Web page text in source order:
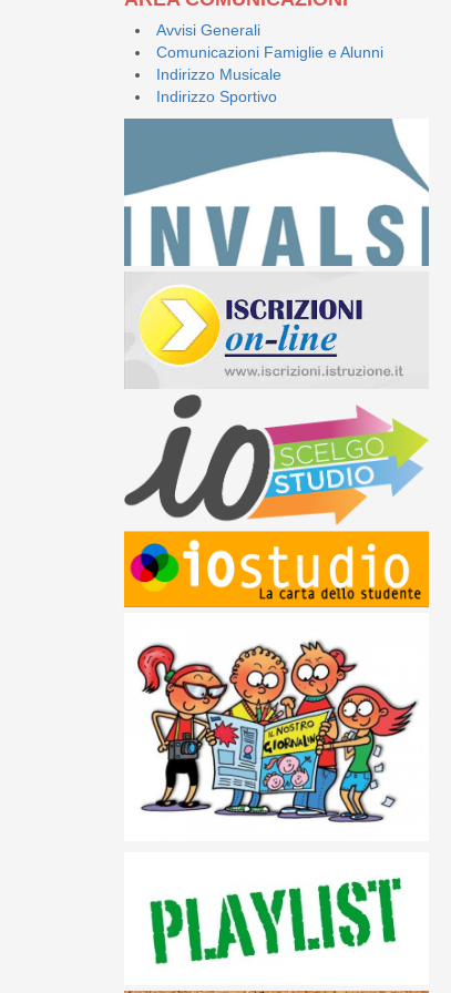
Avvisi Generali
Comunicazioni Famiglie e Alunni
Indirizzo Musicale
Indirizzo Sportivo